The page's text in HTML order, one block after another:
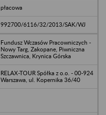
płacowa
992700/6116/32/2013/SAK/WJ
Fundusz Wczasów Pracowniczych -
Nowy Targ, Zakopane, Piwniczna
Szczawnica, Krynica Górska
RELAX-TOUR Spółka z o.o. - 00-924
Warszawa, ul. Kopernika 36/40